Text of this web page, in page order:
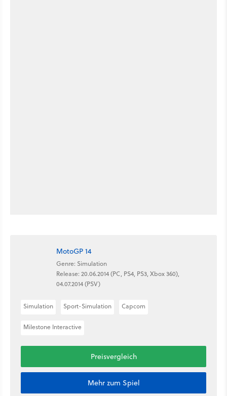
MotoGP 14
Genre: Simulation
Release: 20.06.2014 (PC, PS4, PS3, Xbox 360),
04.07.2014 (PSV)
Simulation Sport-Simulation Capcom
Milestone Interactive
Preisvergleich
Mehr zum Spiel